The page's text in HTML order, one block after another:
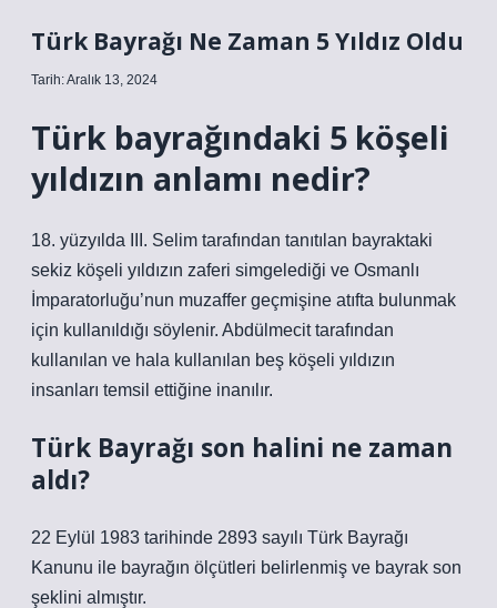
Türk Bayrağı Ne Zaman 5 Yıldız Oldu
Tarih: Aralık 13, 2024
Türk bayrağındaki 5 köşeli
yıldızın anlamı nedir?
18. yüzyılda III. Selim tarafından tanıtılan bayraktaki
sekiz köşeli yıldızın zaferi simgelediği ve Osmanlı
İmparatorluğu’nun muzaffer geçmişine atıfta bulunmak
için kullanıldığı söylenir. Abdülmecit tarafından
kullanılan ve hala kullanılan beş köşeli yıldızın
insanları temsil ettiğine inanılır.
Türk Bayrağı son halini ne zaman
aldı?
22 Eylül 1983 tarihinde 2893 sayılı Türk Bayrağı
Kanunu ile bayrağın ölçütleri belirlenmiş ve bayrak son
şeklini almıştır.